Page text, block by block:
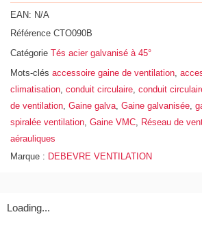
à
acier
galvanisé
Z275,
Ø
900
-
710
EAN: N/A
Référence CTO090B
Catégorie Tés acier galvanisé à 45°
Mots-clés accessoire gaine de ventilation
climatisation conduit circulaire conduit
de ventilation Gaine galva Gaine galvanisée
spiralée ventilation Gaine VMC Réseau de
aérauliques
Marque : DEBEVRE VENTILATION
Loading...